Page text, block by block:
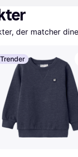
der matcher
Trender